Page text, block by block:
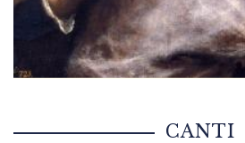
CANTI